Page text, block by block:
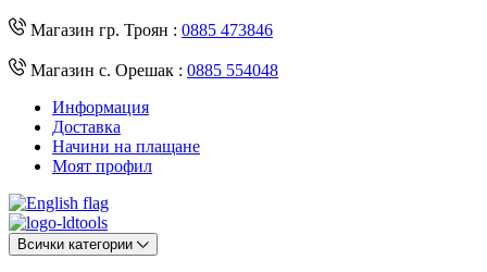
Магазин гр. Троян : 0885 473846
Магазин с. Орешак : 0885 554048
Информация
Доставка
Начини на плащане
Моят профил
Всички категории